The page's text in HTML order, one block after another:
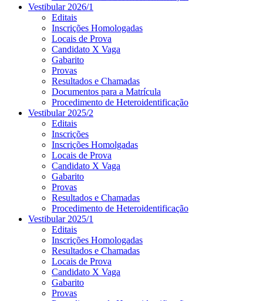
Vestibular 2026/1
Editais
Inscrições Homologadas
Locais de Prova
Candidato X Vaga
Gabarito
Provas
Resultados e Chamadas
Documentos para a Matrícula
Procedimento de Heteroidentificação
Vestibular 2025/2
Editais
Inscrições
Inscrições Homolgadas
Locais de Prova
Candidato X Vaga
Gabarito
Provas
Resultados e Chamadas
Procedimento de Heteroidentificação
Vestibular 2025/1
Editais
Inscrições Homologadas
Resultados e Chamadas
Locais de Prova
Candidato X Vaga
Gabarito
Provas